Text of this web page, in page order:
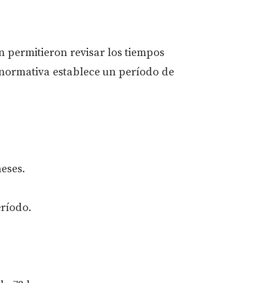
permitieron revisar los tiempos
establece un período de